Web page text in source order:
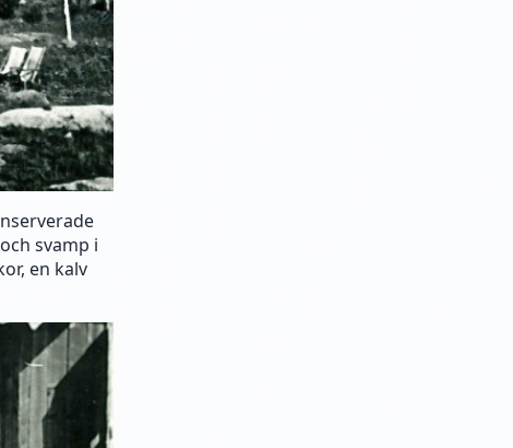
svamp i
en kalv